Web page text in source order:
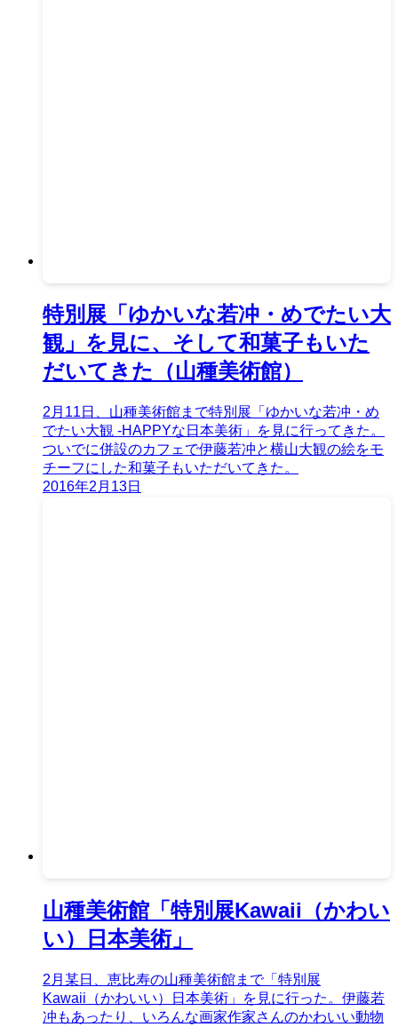
特別展「ゆかいな若冲・めでたい大
観」を見に、そして和菓子もいた
だいてきた（山種美術館）
2月11日、山種美術館まで特別展「ゆかいな若冲・め
でたい大観 -HAPPYな日本美術」を見に行ってきた。
ついでに併設のカフェで伊藤若冲と横山大観の絵をモ
チーフにした和菓子もいただいてきた。
2016年2月13日
山種美術館「特別展Kawaii（かわい
い）日本美術」
2月某日、恵比寿の山種美術館まで「特別展
Kawaii（かわいい）日本美術」を見に行った。伊藤若
冲もあったり、いろんな画家作家さんのかわいい動物